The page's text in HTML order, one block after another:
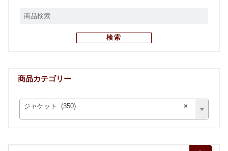
検索
商品カテゴリー
×
ジャケット (350)